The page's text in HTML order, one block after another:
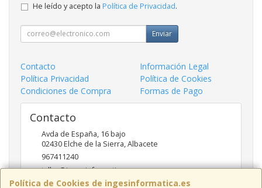
Política de Cookies de ingesinformatica.es
He leído y acepto la Política de Privacidad.
Enviar
Contacto
Información Legal
Política Privacidad
Política de Cookies
Condiciones de Compra
Formas de Pago
Contacto
Avda de España, 16 bajo
02430Elche de la Sierra,Albacete
967411240
taller@ingesinformatica.es